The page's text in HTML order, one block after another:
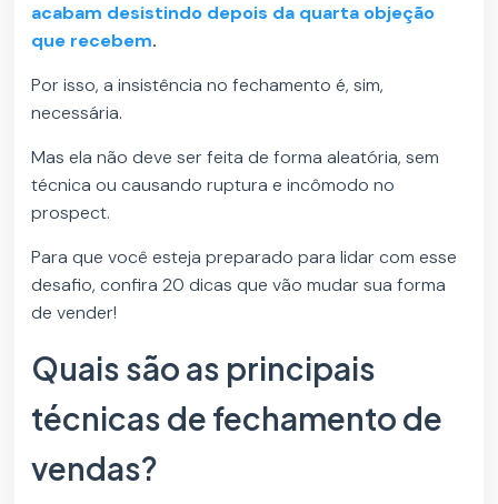
acabam desistindo depois da quarta objeção
que recebem.
Por isso, a insistência no fechamento é, sim,
necessária.
Mas ela não deve ser feita de forma aleatória, sem
técnica ou causando ruptura e incômodo no
prospect.
Para que você esteja preparado para lidar com esse
desafio, confira 20 dicas que vão mudar sua forma
de vender!
Quais são as principais
técnicas de fechamento de
vendas?